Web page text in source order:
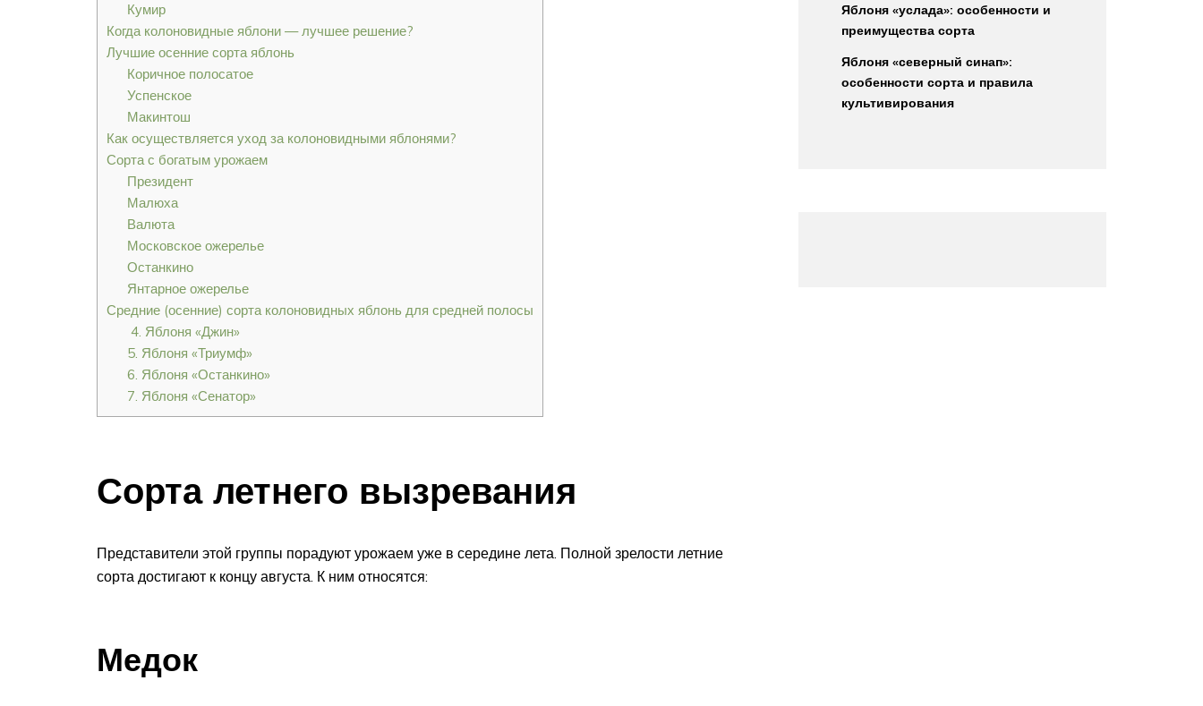
Кумир
Когда колоновидные яблони — лучшее решение?
Лучшие осенние сорта яблонь
Коричное полосатое
Успенское
Макинтош
Как осуществляется уход за колоновидными яблонями?
Сорта с богатым урожаем
Президент
Малюха
Валюта
Московское ожерелье
Останкино
Янтарное ожерелье
Средние (осенние) сорта колоновидных яблонь для средней полосы
4. Яблоня «Джин»
5. Яблоня «Триумф»
6. Яблоня «Останкино»
7. Яблоня «Сенатор»
Сорта летнего вызревания
Представители этой группы порадуют урожаем уже в середине лета. Полной зрелости летние
сорта достигают к концу августа. К ним относятся:
Медок
Яблоня «услада»: особенности и
преимущества сорта
Яблоня «северный синап»:
особенности сорта и правила
культивирования